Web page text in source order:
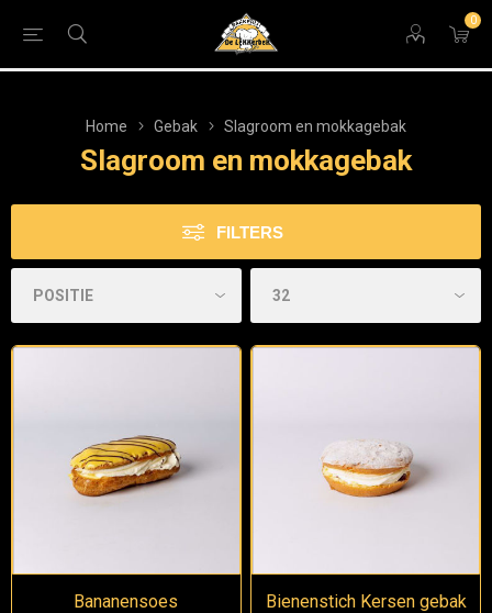
0
Home Gebak Slagroom en mokkagebak
Slagroom en mokkagebak
FILTERS
Bananensoes Bienenstich Kersen gebak